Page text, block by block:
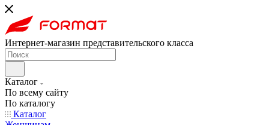
Интернет-магазин представительского класса
Каталог
По всему сайту
По каталогу
Каталог